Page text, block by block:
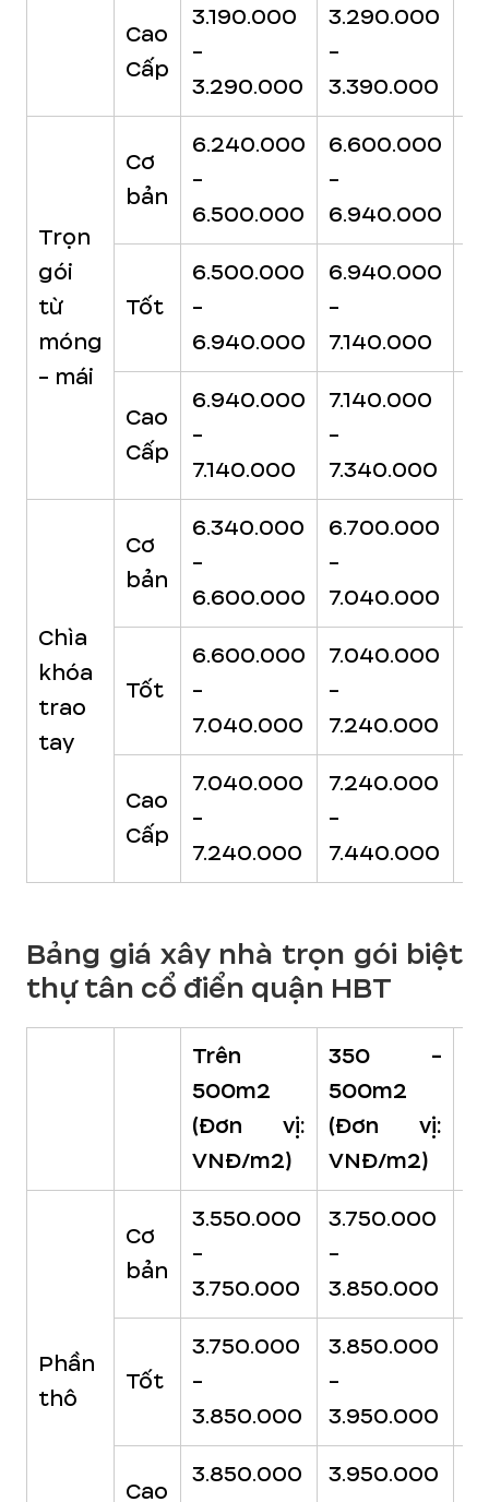
Cao
Cấp
3.190.000
-
3.290.000
3.290.000
-
3.390.000
Trọn
gói
từ
móng
- mái
Cơ
bản
6.240.000
-
6.500.000
6.600.000
-
6.940.000
Tốt
6.500.000
-
6.940.000
6.940.000
-
7.140.000
Cao
Cấp
6.940.000
-
7.140.000
7.140.000
-
7.340.000
Chìa
khóa
trao
tay
Cơ
bản
6.340.000
-
6.600.000
6.700.000
-
7.040.000
Tốt
6.600.000
-
7.040.000
7.040.000
-
7.240.000
Cao
Cấp
7.040.000
-
7.240.000
7.240.000
-
7.440.000
Bảng giá xây nhà trọn gói biệt
thự tân cổ điển quận HBT
Trên
500m2
(Đơn vị:
VNĐ/m2)
350 -
500m2
(Đơn vị:
VNĐ/m2)
Phần
thô
Cơ
bản
3.550.000
-
3.750.000
3.750.000
-
3.850.000
Tốt
3.750.000
-
3.850.000
3.850.000
-
3.950.000
Cao
3.850.000
3.950.000